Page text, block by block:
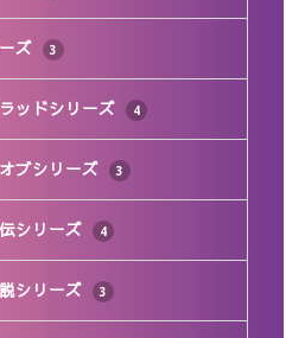
ズ 3
ッドシリーズ 4
ブシリーズ 3
シリーズ 4
シリーズ 3